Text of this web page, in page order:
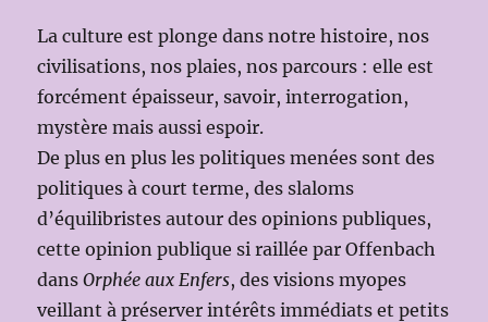
La culture est plonge dans notre histoire, nos
civilisations, nos plaies, nos parcours : elle est
forcément épaisseur, savoir, interrogation,
mystère mais aussi espoir.
De plus en plus les politiques menées sont des
politiques à court terme, des slaloms
d’équilibristes autour des opinions publiques,
cette opinion publique si raillée par Offenbach
dansOrphée aux Enfers, des visions myopes
veillant à préserver intérêts immédiats et petits